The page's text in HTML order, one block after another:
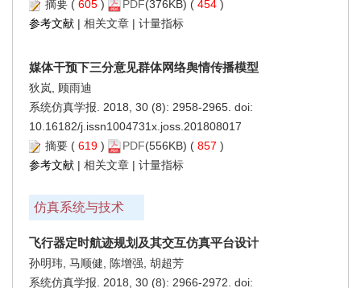
摘要 ( 605 ) PDF(376KB) ( 454 )
参考文献 | 相关文章 | 计量指标
媒体干预下三分意见群体网络舆情传播模型
狄岚, 顾雨迪
系统仿真学报. 2018, 30 (8): 2958-2965. doi:
10.16182/j.issn1004731x.joss.201808017
摘要 ( 619 ) PDF(556KB) ( 857 )
参考文献 | 相关文章 | 计量指标
仿真系统与技术
飞行器定时航迹规划及其交互仿真平台设计
孙明玮, 马顺健, 陈增强, 胡超芳
系统仿真学报. 2018, 30 (8): 2966-2972. doi: